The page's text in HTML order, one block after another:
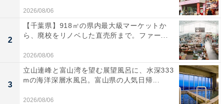
あわせて読みたい
【Amazonお買い得情報】THE NORTH
FACE「ショルダーバッグ」が特別価格で登
2026/08/06
2
【千葉県】918㎡の県内最大級マーケットか
ら、廃校をリノベした直売所まで。ファー...
2026/08/06
3
立山連峰と富山湾を望む展望風呂に、水深333
mの海洋深層水風呂。富山県の人気日帰...
2026/08/06